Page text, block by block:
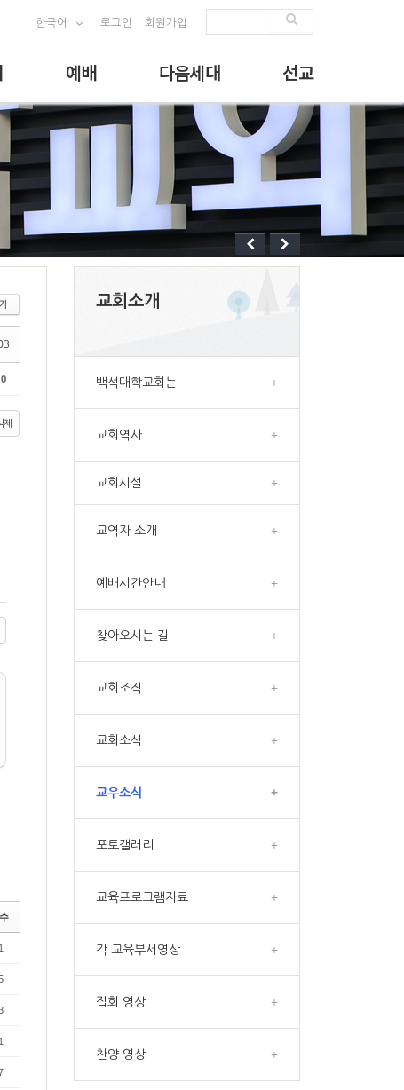
한국어 로그인 회원가입
예배 다음세대 선교
0
제
교회소개
백석대학교회는 +
교회역사 +
교회시설 +
교역자 소개 +
예배시간안내 +
찾아오시는 길 +
교회조직 +
교회소식 +
교우소식 +
포토갤러리 +
교육프로그램자료 +
각 교육부서영상 +
집회 영상 +
찬양 영상 +